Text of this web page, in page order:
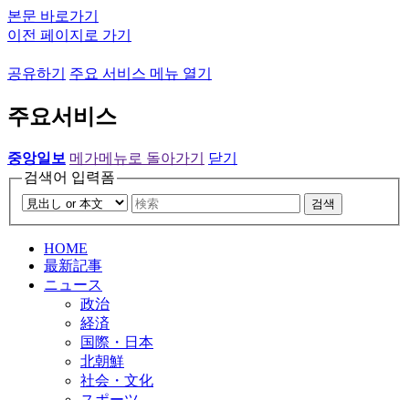
본문 바로가기
이전 페이지로 가기
공유하기 주요 서비스 메뉴 열기
주요서비스
중앙일보 메가메뉴로 돌아가기
닫기
검색어 입력폼
검색
HOME
最新記事
ニュース
政治
経済
国際・日本
北朝鮮
社会・文化